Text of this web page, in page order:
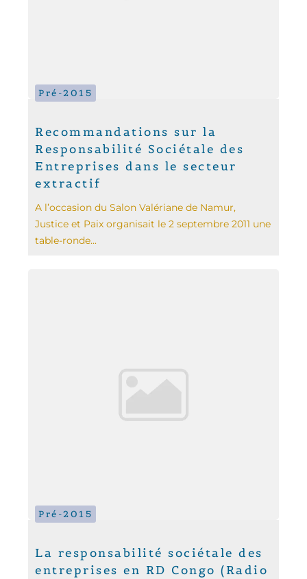
Pré-2015
Recommandations sur la
Responsabilité Sociétale des
Entreprises dans le secteur
extractif
A l’occasion du Salon Valériane de Namur,
Justice et Paix organisait le 2 septembre 2011 une
table-ronde...
Pré-2015
La responsabilité sociétale des
entreprises en RD Congo (Radio